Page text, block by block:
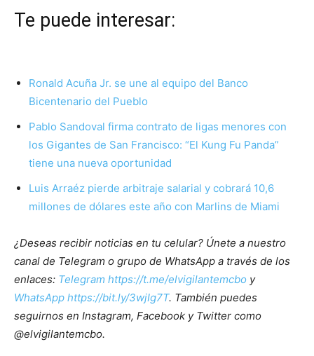
Te puede interesar:
Ronald Acuña Jr. se une al equipo del Banco
Bicentenario del Pueblo
Pablo Sandoval firma contrato de ligas menores con
los Gigantes de San Francisco: “El Kung Fu Panda”
tiene una nueva oportunidad
Luis Arraéz pierde arbitraje salarial y cobrará 10,6
millones de dólares este año con Marlins de Miami
¿Deseas recibir noticias en tu celular? Únete a nuestro
canal de Telegram o grupo de WhatsApp a través de los
enlaces: Telegram https://t.me/elvigilantemcbo y
WhatsApp https://bit.ly/3wjIg7T. También puedes
seguirnos en Instagram, Facebook y Twitter como
@elvigilantemcbo.